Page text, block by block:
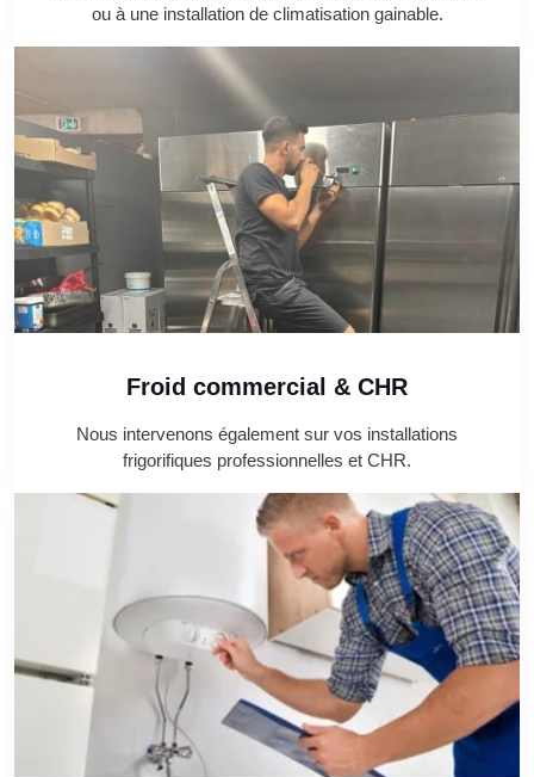
ou à une installation de climatisation gainable.
Froid commercial & CHR
Nous intervenons également sur vos installations
frigorifiques professionnelles et CHR.